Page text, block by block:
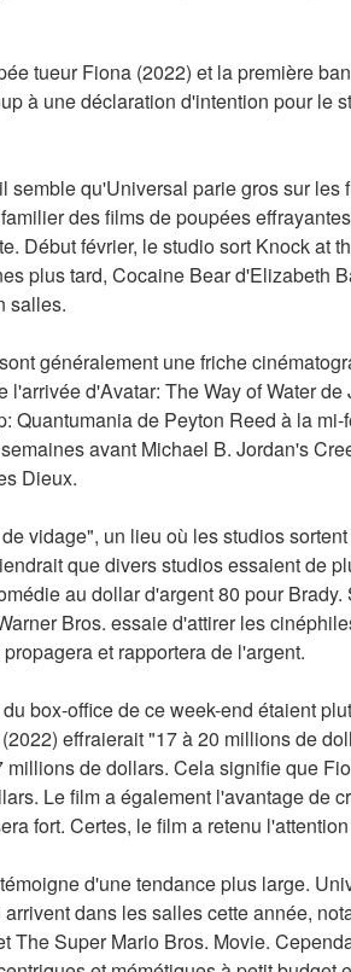
tueur Fiona (2022) et la première
à une déclaration d'intention pour le
semble qu'Universal parie gros sur les
des films de poupées
Début février, le studio sort Knock at
plus tard, Cocaine Bear d'Elizabeth
salles.
généralement une friche
d'Avatar: The Way of Water
Quantumania de Peyton Reed à la
avant Michael B. Jordan's
Dieux.
vidage", un lieu où les studios
que divers studios essaient de
au dollar d'argent 80 pour
Bros. essaie d'attirer les
et rapportera de l'argent.
box-office de ce week-end étaient
effraierait "17 à 20 millions de
de dollars. Cela signifie que
Le film a également l'avantage de
fort. Certes, le film a retenu
d'une tendance plus large.
dans les salles cette année,
The Super Mario Bros. Movie.